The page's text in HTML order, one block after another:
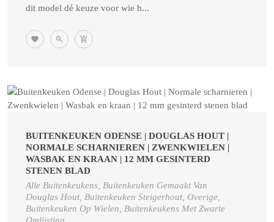
dit model dé keuze voor wie h...
BUITENKEUKEN ODENSE | DOUGLAS HOUT |
NORMALE SCHARNIEREN | ZWENKWIELEN |
WASBAK EN KRAAN | 12 MM GESINTERD
STENEN BLAD
Alle Buitenkeukens, Buitenkeuken Gemaakt Van
Douglas Hout, Buitenkeuken Steigerhout, Overige,
Buitenkeuken Op Wielen, Buitenkeukens Met Zwarte
Omlijsting